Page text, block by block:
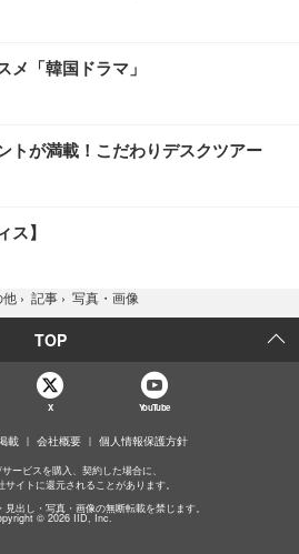
メ「韓国ドラマ」
トが満載！こだわりデスクツアー
ス】
他 › 記事 › 写真・画像
TOP
X YouTube
載 会社概要 個人情報保護方針
ービスを購入、契約した場合に、
イトに還元されることがあります。
出し・写真・画像の無断転載を禁じます。
© 2026 IID, Inc.